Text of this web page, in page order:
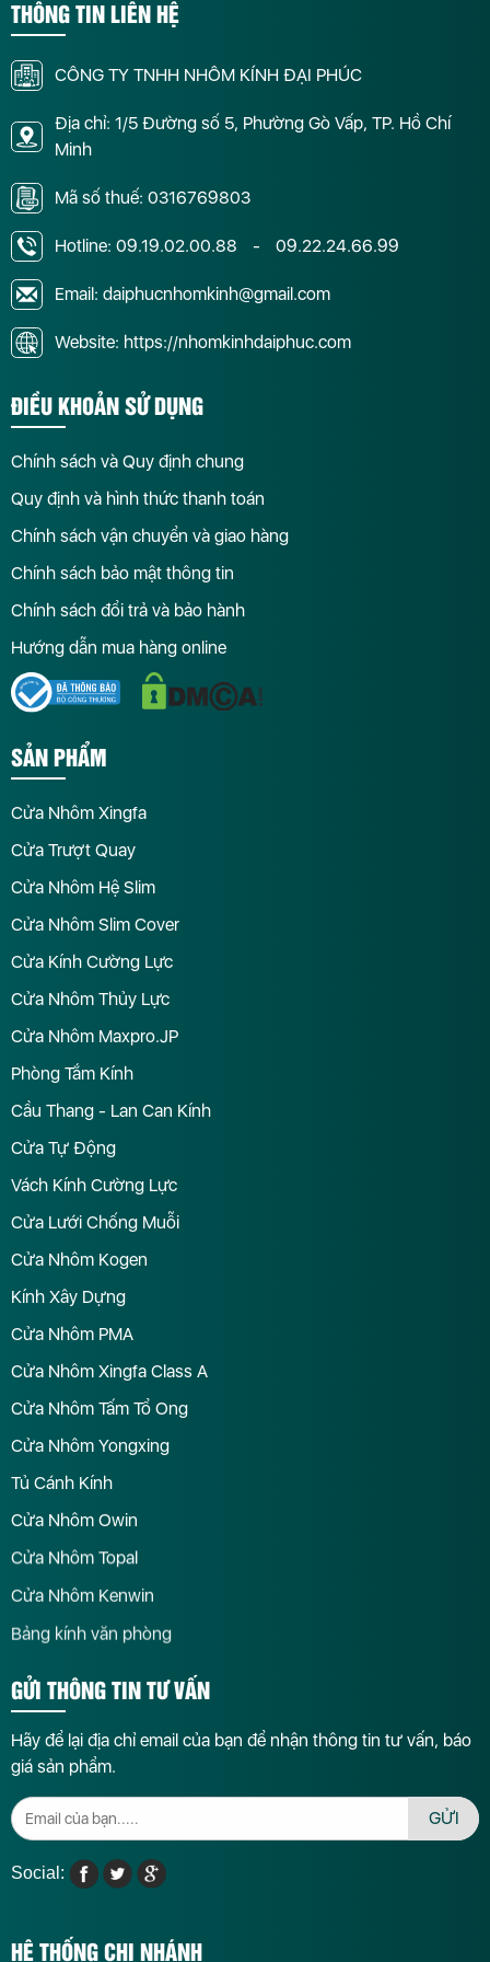
THÔNG TIN LIÊN HỆ
CÔNG TY TNHH NHÔM KÍNH ĐẠI PHÚC
Địa chỉ: 1/5 Đường số 5, Phường Gò Vấp, TP. Hồ Chí
Minh
Mã số thuế: 0316769803
Hotline: 09.19.02.00.88 - 09.22.24.66.99
Email: daiphucnhomkinh@gmail.com
Website: https://nhomkinhdaiphuc.com
ĐIỀU KHOẢN SỬ DỤNG
Chính sách và Quy định chung
Quy định và hình thức thanh toán
Chính sách vận chuyển và giao hàng
Chính sách bảo mật thông tin
Chính sách đổi trả và bảo hành
Hướng dẫn mua hàng online
SẢN PHẨM
Cửa Nhôm Xingfa
Cửa Trượt Quay
Cửa Nhôm Hệ Slim
Cửa Nhôm Slim Cover
Cửa Kính Cường Lực
Cửa Nhôm Thủy Lực
Cửa Nhôm Maxpro.JP
Phòng Tắm Kính
Cầu Thang - Lan Can Kính
Cửa Tự Động
Vách Kính Cường Lực
Cửa Lưới Chống Muỗi
Cửa Nhôm Kogen
Kính Xây Dựng
Cửa Nhôm PMA
Cửa Nhôm Xingfa Class A
Cửa Nhôm Tấm Tổ Ong
Cửa Nhôm Yongxing
Tủ Cánh Kính
Cửa Nhôm Owin
Cửa Nhôm Topal
Cửa Nhôm Kenwin
Bảng kính văn phòng
GỬI THÔNG TIN TƯ VẤN
Hãy để lại địa chỉ email của bạn để nhận thông tin tư vấn, báo
giá sản phẩm.
GỬI
Social:
HỆ THỐNG CHI NHÁNH